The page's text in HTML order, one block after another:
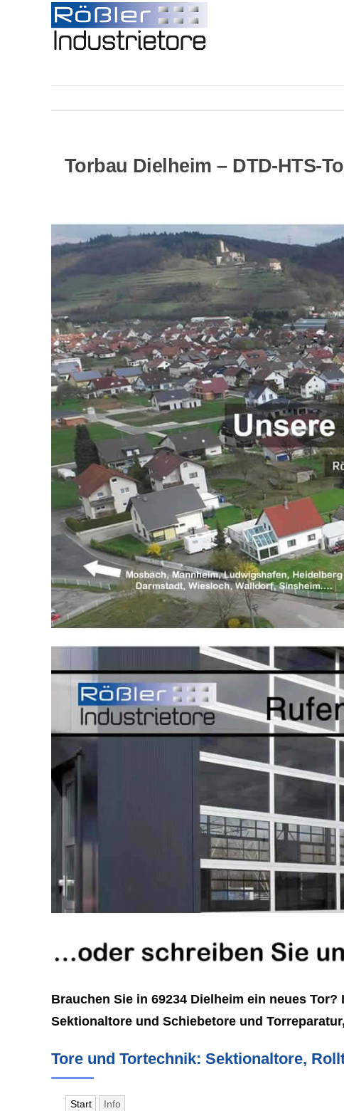
Torbau Dielheim – DTD-HTS-
Brauchen Sie in 69234 Dielheim ein neues
Sektionaltore und Schiebetore und
Tore und Tortechnik: Sektionaltore,
Start Info